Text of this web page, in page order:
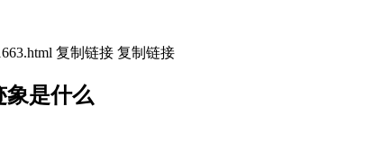
复制链接 复制链接
象是什么